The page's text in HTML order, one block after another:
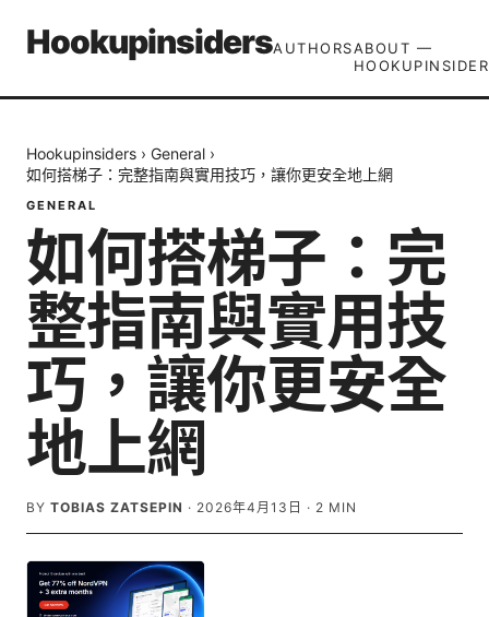
HookupinsidersAUTHORSABOUT —
Hookupinsiders › General ›
如何搭梯子：完整指南與實用技巧，讓你更安全地上網
GENERAL
如何搭梯子：完
整指南與實用技
巧，讓你更安全
地上網
BY TOBIAS ZATSEPIN · 2026年4月13日 · 2 MIN